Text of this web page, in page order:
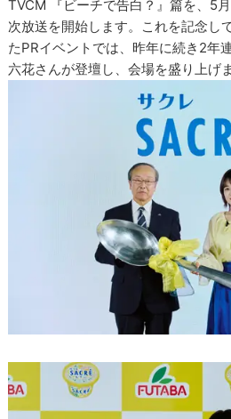
TVCM 『ビーチで告白？』篇を、5
次放送を開始します。これを記念し
たPRイベントでは、昨年に続き2年
六花さんが登壇し、会場を盛り上げ